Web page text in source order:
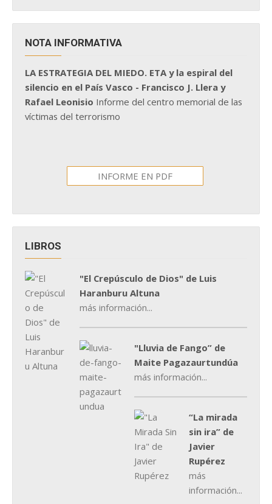
NOTA INFORMATIVA
LA ESTRATEGIA DEL MIEDO. ETA y la espiral del
silencio en el País Vasco - Francisco J. Llera y
Rafael Leonisio Informe del centro memorial de las
víctimas del terrorismo
INFORME EN PDF
LIBROS
"El Crepúsculo de Dios" de Luis
Haranburu Altuna
más información...
"Lluvia de Fango” de
Maite Pagazaurtundúa
más información...
“La mirada
sin ira” de
Javier
Rupérez
más
información...